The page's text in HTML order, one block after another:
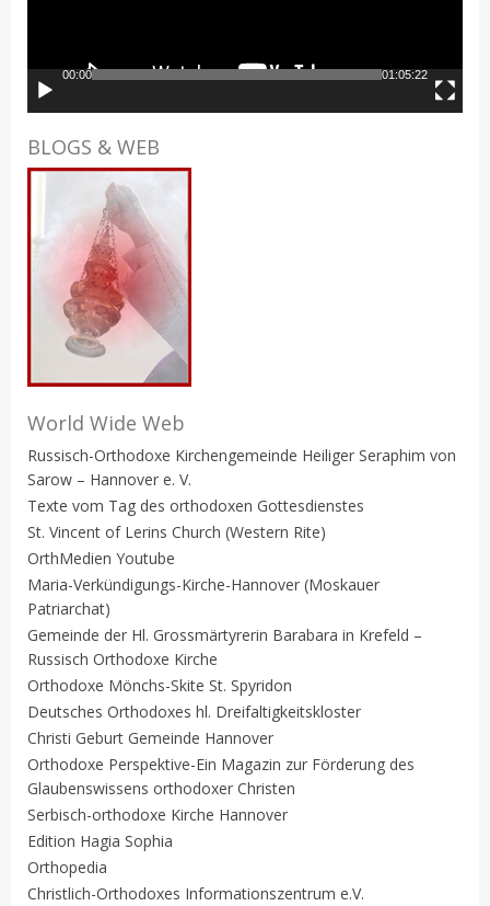
00:00 01:05:22
BLOGS & WEB
World Wide Web
Russisch-Orthodoxe Kirchengemeinde Heiliger Seraphim von
Sarow – Hannover e. V.
Texte vom Tag des orthodoxen Gottesdienstes
St. Vincent of Lerins Church (Western Rite)
OrthMedien Youtube
Maria-Verkündigungs-Kirche-Hannover (Moskauer
Patriarchat)
Gemeinde der Hl. Grossmärtyrerin Barabara in Krefeld –
Russisch Orthodoxe Kirche
Orthodoxe Mönchs-Skite St. Spyridon
Deutsches Orthodoxes hl. Dreifaltigkeitskloster
Christi Geburt Gemeinde Hannover
Orthodoxe Perspektive-Ein Magazin zur Förderung des
Glaubenswissens orthodoxer Christen
Serbisch-orthodoxe Kirche Hannover
Edition Hagia Sophia
Orthopedia
Christlich-Orthodoxes Informationszentrum e.V.